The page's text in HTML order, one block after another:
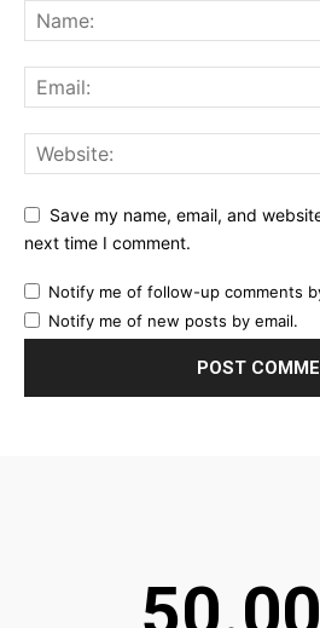
Save my name, email, and
next time I comment.
Notify me of follow-up comments
Notify me of new posts by email.